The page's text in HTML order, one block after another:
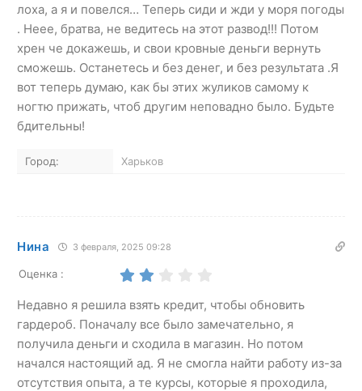
лоха, а я и повелся… Теперь сиди и жди у моря погоды
. Неее, братва, не ведитесь на этот развод!!! Потом
хрен че докажешь, и свои кровные деньги вернуть
сможешь. Останетесь и без денег, и без результата .Я
вот теперь думаю, как бы этих жуликов самому к
ногтю прижать, чтоб другим неповадно было. Будьте
бдительны!
Город: Харьков
Нина 3 февраля, 2025 09:28
Оценка :
Недавно я решила взять кредит, чтобы обновить
гардероб. Поначалу все было замечательно, я
получила деньги и сходила в магазин. Но потом
начался настоящий ад. Я не смогла найти работу из-за
отсутствия опыта, а те курсы, которые я проходила,